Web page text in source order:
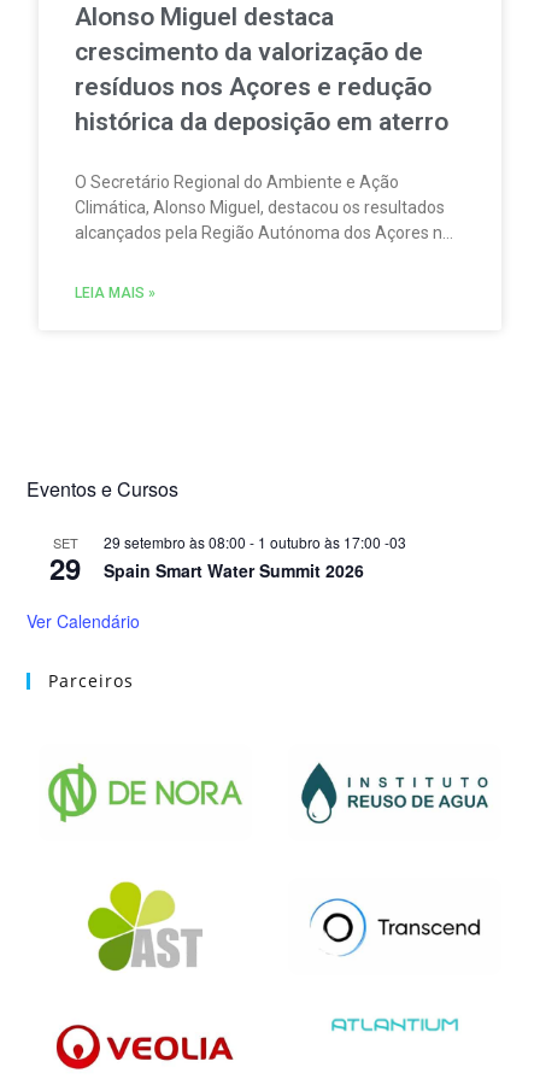
Alonso Miguel destaca
crescimento da valorização de
resíduos nos Açores e redução
histórica da deposição em aterro
O Secretário Regional do Ambiente e Ação
Climática, Alonso Miguel, destacou os resultados
alcançados pela Região Autónoma dos Açores na
sublinhou que os dados agora divulgados
LEIA MAIS »
Eventos e Cursos
SET
29
29 setembro às 08:00 - 1 outubro às 17:00 -03
Spain Smart Water Summit 2026
Ver Calendário
Parceiros